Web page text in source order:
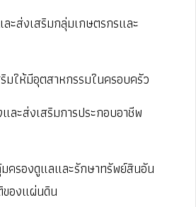
ะส่งเสริมกลุ่มเกษตรกรและ
มให้มีอุตสาหกรรมในครอบครัว
และส่งเสริมการประกอบอาชีพ
ครองดูแลและรักษาทรัพย์สินอัน
องแผ่นดิน